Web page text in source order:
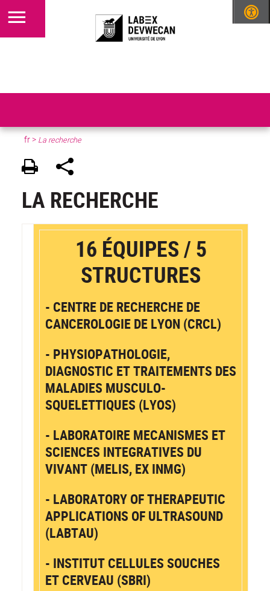
fr > La recherche
LA RECHERCHE
16 ÉQUIPES / 5
STRUCTURES
- CENTRE DE RECHERCHE DE
CANCEROLOGIE DE LYON (CRCL)
- PHYSIOPATHOLOGIE,
DIAGNOSTIC ET TRAITEMENTS DES
MALADIES MUSCULO-
SQUELETTIQUES (LYOS)
- LABORATOIRE MECANISMES ET
SCIENCES INTEGRATIVES DU
VIVANT (MELIS, EX INMG)
- LABORATORY OF THERAPEUTIC
APPLICATIONS OF ULTRASOUND
(LABTAU)
- INSTITUT CELLULES SOUCHES
ET CERVEAU (SBRI)